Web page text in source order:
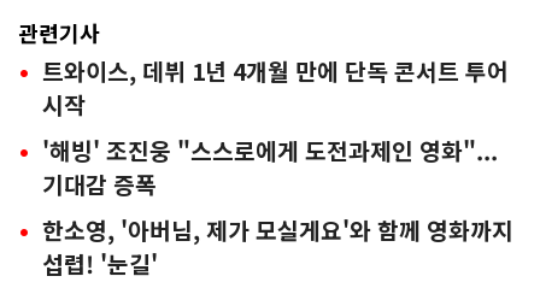
관련기사
트와이스, 데뷔 1년 4개월 만에 단독 콘서트 투어
시작
'해빙' 조진웅 "스스로에게 도전과제인 영화"...
기대감 증폭
한소영, '아버님, 제가 모실게요'와 함께 영화까지
섭렵! '눈길'